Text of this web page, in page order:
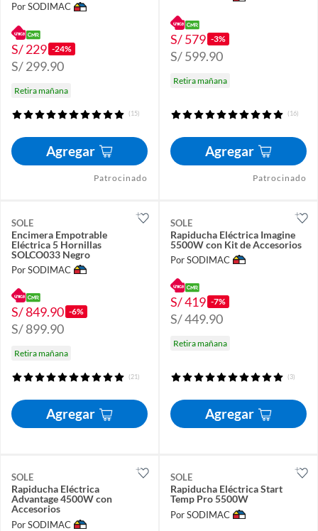
Por SODIMAC
S/ 229 -24%
S/ 299.90
Retira mañana
(15)
Agregar
Patrocinado
S/ 579 -3%
S/ 599.90
Retira mañana
(16)
Agregar
Patrocinado
SOLE
Encimera Empotrable
Eléctrica 5 Hornillas
SOLCO033 Negro
Por SODIMAC
S/ 849.90 -6%
S/ 899.90
Retira mañana
(21)
Agregar
SOLE
Rapiducha Eléctrica Imagine
5500W con Kit de Accesorios
Por SODIMAC
S/ 419 -7%
S/ 449.90
Retira mañana
(3)
Agregar
SOLE
Rapiducha Eléctrica
Advantage 4500W con
Accesorios
Por SODIMAC
SOLE
Rapiducha Eléctrica Start
Temp Pro 5500W
Por SODIMAC